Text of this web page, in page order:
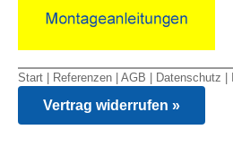
Start Referenzen AGB Datenschutz
Vertrag widerrufen »